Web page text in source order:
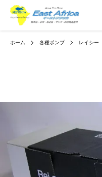
ホーム 各種ポンプ レイシー